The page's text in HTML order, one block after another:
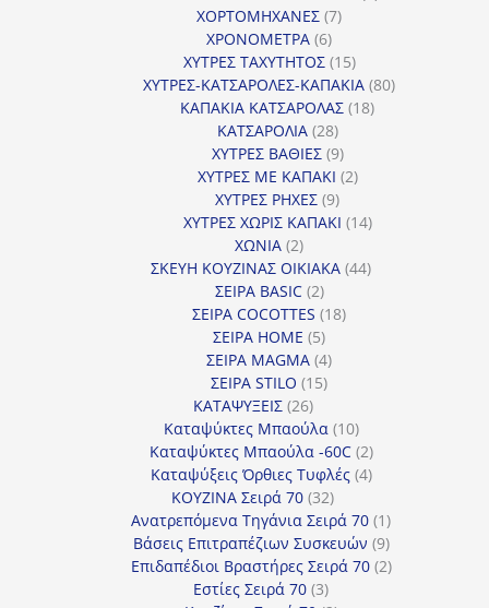
ΧΟΡΤΟΜΗΧΑΝΕΣ 77
ΧΡΟΝΟΜΕΤΡΑ 66
προϊόντα
ΧΥΤΡΕΣ ΤΑΧΥΤΗΤΟΣ 1515
προϊόντα
ΧΥΤΡΕΣ-ΚΑΤΣΑΡΟΛΕΣ-ΚΑΠΑΚΙΑ 8080
ΚΑΠΑΚΙΑ ΚΑΤΣΑΡΟΛΑΣ 1818
ΚΑΤΣΑΡΟΛΙΑ 2828
προϊόντα
ΧΥΤΡΕΣ ΒΑΘΙΕΣ 99
προϊόντα
ΧΥΤΡΕΣ ΜΕ ΚΑΠΑΚΙ 22
ΧΥΤΡΕΣ ΡΗΧΕΣ 99
προϊόντα
ΧΥΤΡΕΣ ΧΩΡΙΣ ΚΑΠΑΚΙ 1414
ΧΩΝΙΑ 22
προϊόντα
ΣΚΕΥΗ ΚΟΥΖΙΝΑΣ ΟΙΚΙΑΚΑ 4444
ΣΕΙΡΑ BASIC 22
προϊόντα
ΣΕΙΡΑ COCOTTES 1818
ΣΕΙΡΑ HOME 55
προϊόντα
ΣΕΙΡΑ MAGMA 44
προϊόντα
ΣΕΙΡΑ STILO 1515
ΚΑΤΑΨΥΞΕΙΣ 2626
προϊόντα
Καταψύκτες Μπαούλα 1010
προϊόντα
Καταψύκτες Μπαούλα -60C 22
προϊόντα
Καταψύξεις Όρθιες Τυφλές 44
ΚΟΥΖΙΝΑ Σειρά 70 3232
προϊόντα
Ανατρεπόμενα Τηγάνια Σειρά 70 11
προϊόν
Βάσεις Επιτραπέζιων Συσκευών 99
προϊόντα
Επιδαπέδιοι Βραστήρες Σειρά 70 22
Εστίες Σειρά 70 33